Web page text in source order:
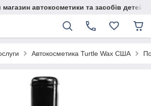
магазин автокосметики та засобів
Автокосметика Turtle Wax США